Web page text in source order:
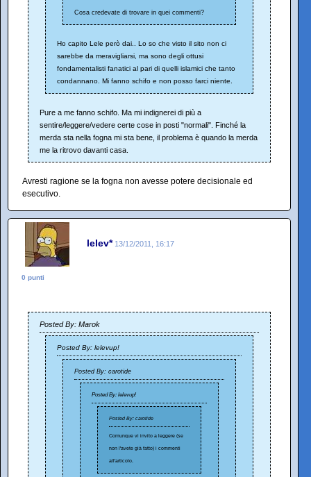
Cosa credevate di trovare in quei commenti?
Ho capito Lele però dai.. Lo so che visto il sito non ci
sarebbe da meravigliarsi, ma sono degli ottusi
fondamentalisti fanatici al pari di quelli islamici che tanto
condannano. Mi fanno schifo e non posso farci niente.
Pure a me fanno schifo. Ma mi indignerei di più a
sentire/leggere/vedere certe cose in posti "normali". Finché la
merda sta nella fogna mi sta bene, il problema è quando la merda
me la ritrovo davanti casa.
Avresti ragione se la fogna non avesse potere decisionale ed
esecutivo.
lelev* 13/12/2011, 16:17
0 punti
Posted By: Marok
Posted By: lelevup!
Posted By: carotide
Posted By: lelevup!
Posted By: carotide
Comunque vi invito a leggere (se
non l'avete già fatto) i commenti
all'articolo.